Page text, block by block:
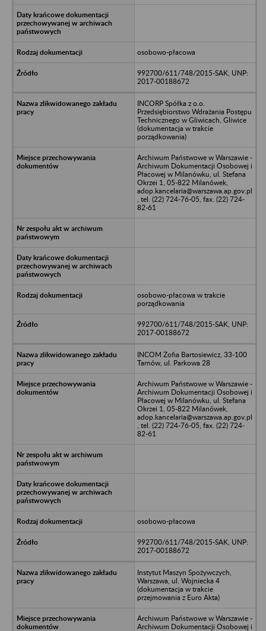
osobowo-płacowa
992700/611/748/2015-SAK, UNP:
2017-00188672
INCORP Spółka z o.o.
Przedsiębiorstwo Wdrażania Postępu
Technicznego w Gliwicach, Gliwice
(dokumentacja w trakcie
porządkowania)
Archiwum Państwowe w Warszawie -
Archiwum Dokumentacji Osobowej i
Płacowej w Milanówku, ul. Stefana
Okrzei 1, 05-822 Milanówek,
adop.kancelaria@warszawa.ap.gov.pl
, tel. (22) 724-76-05, fax. (22) 724-
82-61
osobowo-płacowa w trakcie
porządkowania
992700/611/748/2015-SAK, UNP:
2017-00188672
INCOM Zofia Bartosiewicz, 33-100
Tarnów, ul. Parkowa 28
Archiwum Państwowe w Warszawie -
Archiwum Dokumentacji Osobowej i
Płacowej w Milanówku, ul. Stefana
Okrzei 1, 05-822 Milanówek,
adop.kancelaria@warszawa.ap.gov.pl
, tel. (22) 724-76-05, fax. (22) 724-
82-61
osobowo-płacowa
992700/611/748/2015-SAK, UNP:
2017-00188672
Instytut Maszyn Spożywczych,
Warszawa, ul. Wojniecka 4
(dokumentacja w trakcie
przejmowania z Euro Akta)
Archiwum Państwowe w Warszawie -
Archiwum Dokumentacji Osobowej i